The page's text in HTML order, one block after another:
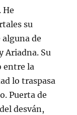
He
su
de
Ariadna. Su
entre la
lo traspasa
Puerta de
desván,